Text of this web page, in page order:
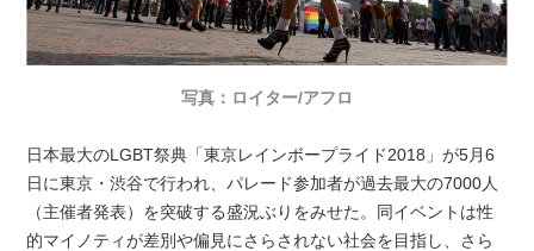
写真：ロイター/アフロ
日本最大のLGBT祭典「東京レインボープライド2018」が5月6
日に東京・渋谷で行われ、パレード参加者が過去最大の7000人
（主催者発表）を突破する盛況ぶりをみせた。同イベントは性
的マイノティが差別や偏見にさらされない社会を目指し、さら